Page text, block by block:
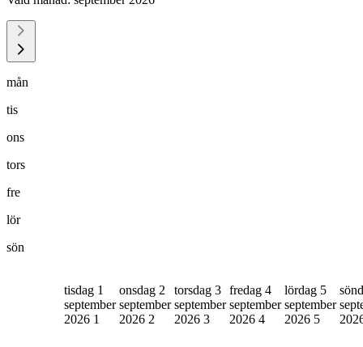
mån
tis
ons
tors
fre
lör
sön
tisdag 1
september
2026 1
onsdag 2
september
2026 2
torsdag 3
september
2026 3
fredag 4
september
2026 4
lördag 5
september
2026 5